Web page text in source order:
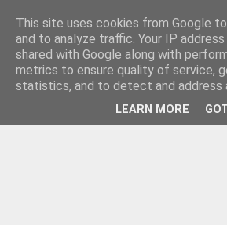
This site uses cookies from Google
and to analyze traffic. Your IP
shared with Google along with
metrics to ensure quality of service,
statistics, and to detect and address
LEARN MORE